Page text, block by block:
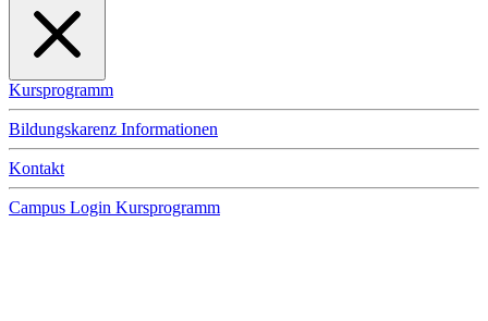
Kursprogramm
Bildungskarenz Informationen
Kontakt
Campus Login Kursprogramm